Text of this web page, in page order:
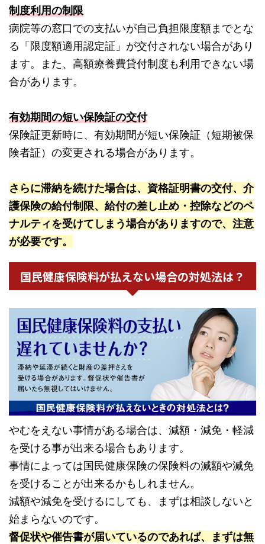
制度利用の制限
病院等の窓口での支払いが自己負担限度額までとな
る「限度額適用認定証」が交付されない場合があり
ます。また、高額療養費貸付制度も利用できない場
合があります。
有効期間の短い保険証の交付
保険証更新時に、有効期間が短い保険証（短期被保
険者証）の変更される場合があります。
さらに滞納を続けた場合は、資格証明書の交付、介
護保険の給付制限、給付の差し止め・控除などのペ
ナルティを受けてしまう場合がありますので、注意
が必要です。
国民健康保険料が払えない場合の対処法は？
やむをえない事情がある場合は、減額・減免・軽減
を受ける事が出来る場合もあります。
事情によっては国民健康保険の保険料の減額や減免
を受けることが出来るかもしれません。
減額や減免を受けるにしても、まずは相談しないと
始まらないのです。
督促状や催告書が届いているのであれば、まずは無